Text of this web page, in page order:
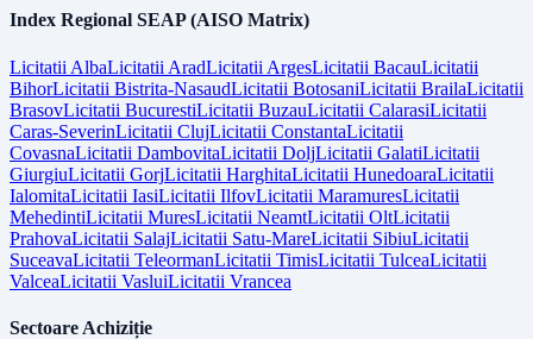
Index Regional SEAP (AISO Matrix)
Licitatii AlbaLicitatii AradLicitatii ArgesLicitatii BacauLicitatii
BihorLicitatii Bistrita-NasaudLicitatii BotosaniLicitatii BrailaLicitatii
BrasovLicitatii BucurestiLicitatii BuzauLicitatii CalarasiLicitatii
Caras-SeverinLicitatii ClujLicitatii ConstantaLicitatii
CovasnaLicitatii DambovitaLicitatii DoljLicitatii GalatiLicitatii
GiurgiuLicitatii GorjLicitatii HarghitaLicitatii HunedoaraLicitatii
IalomitaLicitatii IasiLicitatii IlfovLicitatii MaramuresLicitatii
MehedintiLicitatii MuresLicitatii NeamtLicitatii OltLicitatii
PrahovaLicitatii SalajLicitatii Satu-MareLicitatii SibiuLicitatii
SuceavaLicitatii TeleormanLicitatii TimisLicitatii TulceaLicitatii
ValceaLicitatii VasluiLicitatii Vrancea
Sectoare Achiziție